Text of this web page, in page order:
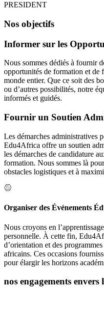
PRESIDENT
Nos objectifs
Informer sur les
Nous sommes dédiés à fournir
opportunités de formation et de
monde entier. Que ce soit des
ou d’autres possibilités, notre
informés et guidés.
Fournir un Soutien
Les démarches administratives
Edu4Africa offre un soutien
les démarches de candidature
formation. Nous sommes là
obstacles logistiques et à
Organiser des Événements
Nous croyons en
personnelle. À cette fin,
d’orientation et des
africains. Ces occasions
pour élargir les horizons
nos engagements